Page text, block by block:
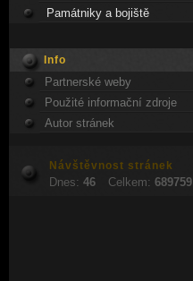
Památniky a bojiště
Info
Partnerské weby
Použité informační zdroje
Autor stránek
Návštěvnost stránek
Dnes: 46 Celkem: 689759